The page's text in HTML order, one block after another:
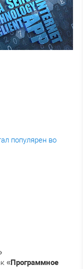
популярен во
«Программное